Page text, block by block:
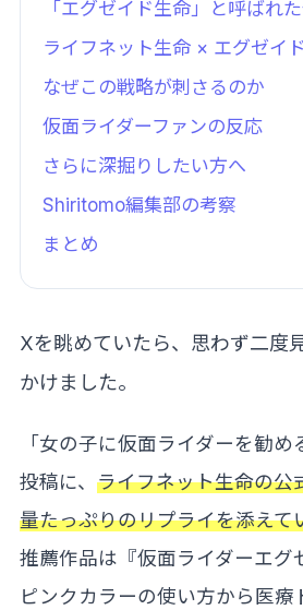
「エグゼイド生命」と呼ばれ
ライフネット生命 × エグゼイ
なぜこの戦略が刺さるのか
仮面ライダーファンの反応
さらに深掘りしたい方へ
Shiritomo編集部の考察
まとめ
Xを眺めていたら、思わず二度
かけました。
「女の子に仮面ライダーを勧め
投稿に、 ライフネット生命の公
量たっぷりのリプライを添えて
推薦作品は『仮面ライダーエグ
ピンクカラーの使い方から医療